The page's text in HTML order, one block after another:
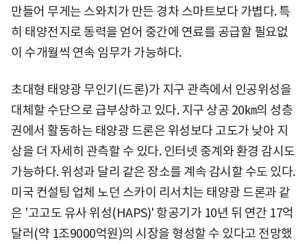
만들어 무게는 스와치가 만든 경차 스마트보다 가볍다. 특
히 태양전지로 동력을 얻어 중간에 연료를 공급할 필요없
이 수개월씩 연속 임무가 가능하다.
초대형 태양광 무인기(드론)가 지구 관측에서 인공위성을
대체할 수단으로 급부상하고 있다. 지구 상공 20㎞의 성층
권에서 활동하는 태양광 드론은 위성보다 고도가 낮아 지
상을 더 자세히 관측할 수 있다. 인터넷 중계와 환경 감시도
가능하다. 위성과 달리 같은 장소를 계속 감시할 수도 있다.
미국 컨설팅 업체 노던 스카이 리서치는 태양광 드론과 같
은 '고고도 유사 위성(HAPS)' 항공기가 10년 뒤 연간 17억
달러(약 1조9000억원)의 시장을 형성할 수 있다고 전망했